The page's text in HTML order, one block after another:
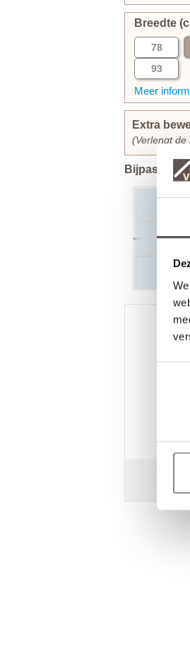
Breedte
78
93
Meer
Extra
(Verlengt de
Zeer